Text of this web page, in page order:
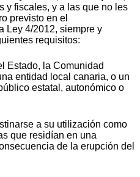
y fiscales, y a las que no les
previsto en el
Ley 4/2012, siempre y
requisitos:
Estado, la Comunidad
entidad local canaria, o un
estatal, autonómico o
a su utilización como
que residían en una
de la erupción del